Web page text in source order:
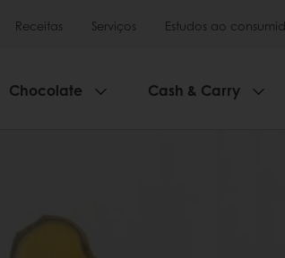
Receitas Serviços Estudos ao
Chocolate Cash & Carry